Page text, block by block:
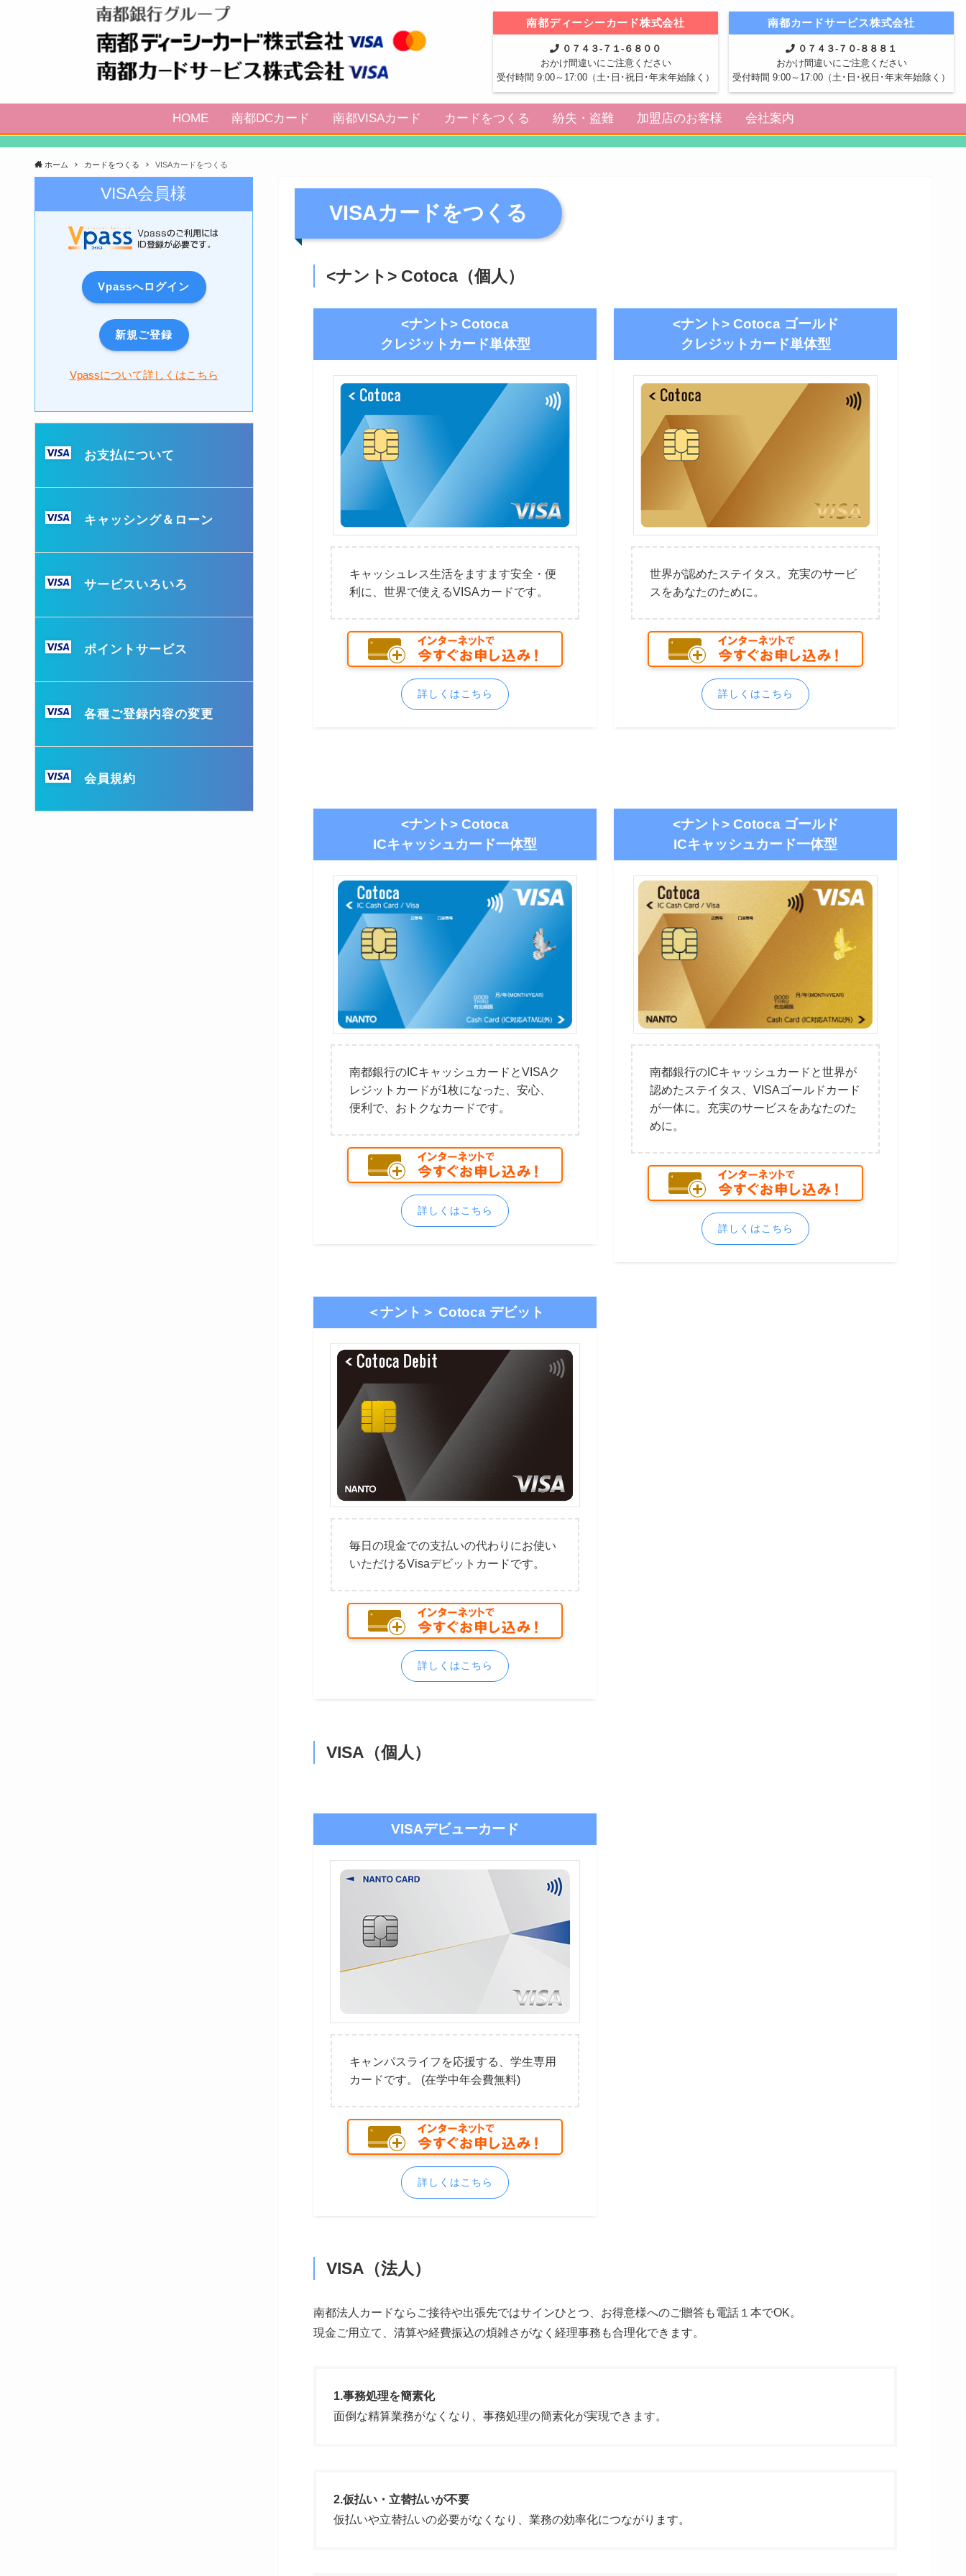
HOME 南都DCカード 南都VISAカード カードをつくる 紛失・盗難 加盟店のお客様 会社案内
南都ディーシーカード株式会社
０７４３-７１-６８００
おかけ間違いにご注意ください
受付時間 9:00～17:00（土･日･祝日･年末年始除く）
南都カードサービス株式会社
０７４３-７０-８８８１
おかけ間違いにご注意ください
受付時間 9:00～17:00（土･日･祝日･年末年始除く）
ホーム カードをつくる VISAカードをつくる
VISAカードをつくる
<ナント> Cotoca（個人）
<ナント> Cotoca
クレジットカード単体型
キャッシュレス生活をますます安全・便
利に、世界で使えるVISAカードです。
詳しくはこちら
<ナント> Cotoca ゴールド
クレジットカード単体型
世界が認めたステイタス。充実のサービ
スをあなたのために。
詳しくはこちら
<ナント> Cotoca
ICキャッシュカード一体型
南都銀行のICキャッシュカードとVISAク
レジットカードが1枚になった、安心、
便利で、おトクなカードです。
詳しくはこちら
＜ナント＞ Cotoca デビット
毎日の現金での支払いの代わりにお使い
いただけるVisaデビットカードです。
詳しくはこちら
<ナント> Cotoca ゴールド
ICキャッシュカード一体型
南都銀行のICキャッシュカードと世界が
認めたステイタス、VISAゴールドカード
が一体に。充実のサービスをあなたのた
めに。
詳しくはこちら
VISA（個人）
VISAデビューカード
キャンパスライフを応援する、学生専用
カードです。 (在学中年会費無料)
詳しくはこちら
VISA（法人）
南都法人カードならご接待や出張先ではサインひとつ、お得意様へのご贈答も電話１本でOK。
現金ご用立て、清算や経費振込の煩雑さがなく経理事務も合理化できます。
1.事務処理を簡素化
面倒な精算業務がなくなり、事務処理の簡素化が実現できます。
2.仮払い・立替払いが不要
仮払いや立替払いの必要がなくなり、業務の効率化につながります。
VISA会員様
Vpassへログイン
新規ご登録
Vpassについて詳しくはこちら
お支払について
キャッシング＆ローン
サービスいろいろ
ポイントサービス
各種ご登録内容の変更
会員規約